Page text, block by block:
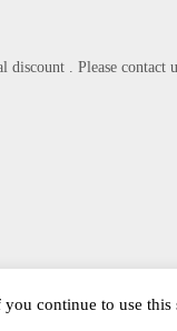
. Please contact
continue to use